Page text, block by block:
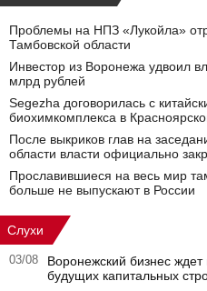
Проблемы на НПЗ «Лукойла»
Тамбовской области
Инвестор из Воронежа удвоил
млрд рублей
Segezha договорилась с
биохимкомплекса в
После выкриков глав на
области власти официально
Прославившиеся на весь мир
больше не выпускают в России
Слухи
03/08
Воронежский бизнес
будущих капитальных